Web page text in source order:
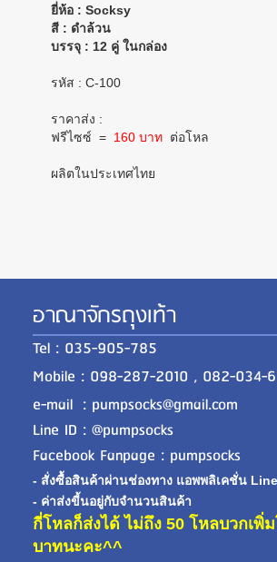
ยี่ห้อ : Socksy
สี : ดำล้วน
บรรจุ : 12 คู่ ในกล่อง
รหัส : C-100
ราคาส่ง :
ฟรีไซซ์ = 160 บาท ต่อโหล
ผลิตในประเทศไทย
อาณาจักรถุงเท้า
Tel : 035-905-785
Mobile : 098-287-2010 , 082-034-
e-mail : pumpsocks@gmail.com
Line ID : @pumpsocks
Facebook Fanpage : pumpsocks
- สั่งซื้อสินค้าผ่านช่องทาง แอพพลิเคชั่น Line
- ค่าส่งขี้นอยู่กับจำนวนสินค้า
กี่โหลก็ส่งได้ ไม่ถึง 50 โหลบวกเพิ่
บาทนะคะ^^